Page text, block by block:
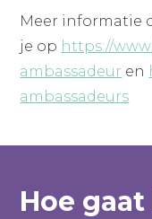
Meer informatie
je op https://
ambassadeur en
ambassadeurs
Hoe